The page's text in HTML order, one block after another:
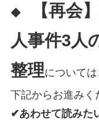
◆
【再会
人事件3人
整理について
下記からお進みく
✔あわせて読みた